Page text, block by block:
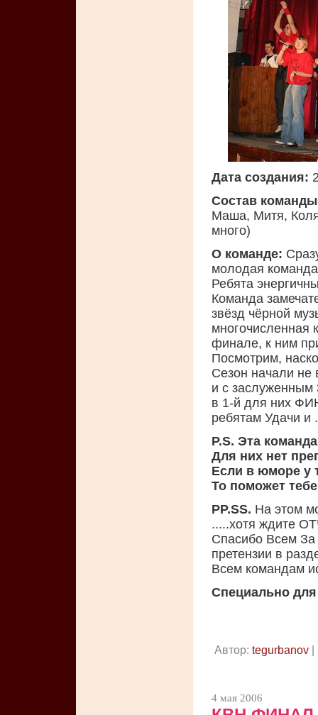
Дата создания:
Состав
Маша, Митя,
много)
О команде:
молодая
Ребята
Команда
звёзд чёрной
многочисленная
финале, к ним
Посмотрим,
Сезон начали не
и с заслуженным
в 1-й для них
ребятам Удачи и
P.S. Эта
Для них нет
Если в юморе у
То поможет
PP.SS. На этом
.....хотя ждите
Спасибо Всем
претензии в
Всем командам
Специально для
Автор: tegurbanov |
4 мая 2006